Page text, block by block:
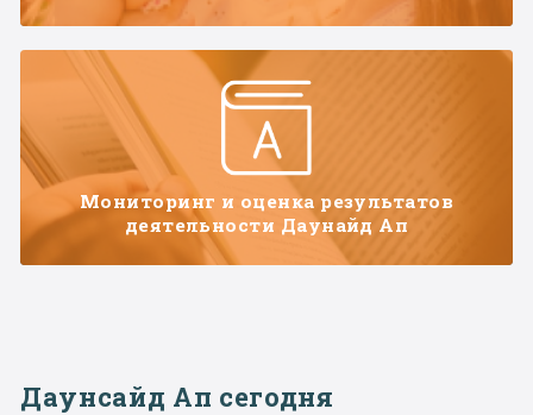
Мониторинг и оценка результатов
деятельности Даунайд Ап
Даунсайд Ап сегодня